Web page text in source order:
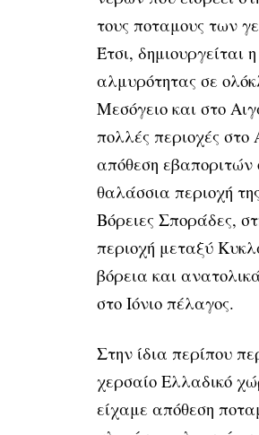
τους ποταμους των
Έτσι, δημιουργείται
αλμυρότητας σε
Μεσόγειο και στο
πολλές περιοχές στο
απόθεση εβαποριτών
θαλάσσια περιοχή
Βόρειες Σποράδες,
περιοχή μεταξύ
βόρεια και
στο Ιόνιο πέλαγος.
Στην ίδια περίπου
χερσαίο Ελλαδικό
είχαμε απόθεση